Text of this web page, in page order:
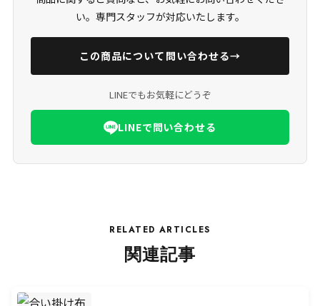
い。専門スタッフが対応いたします。
この商品について問い合わせる→
LINEでもお気軽にどうぞ
LINEで問い合わせる
RELATED ARTICLES
関連記事